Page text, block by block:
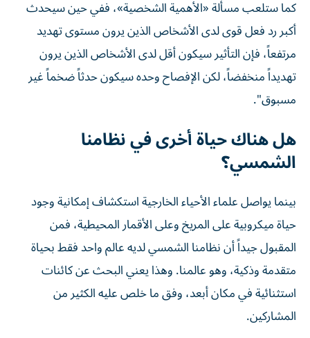
كما ستلعب مسألة «الأهمية الشخصية»، ففي حين سيحدث
أكبر رد فعل قوى لدى الأشخاص الذين يرون مستوى تهديد
مرتفعاً، فإن التأثير سيكون أقل لدى الأشخاص الذين يرون
تهديداً منخفضاً، لكن الإفصاح وحده سيكون حدثاً ضخماً غير
مسبوق".
هل هناك حياة أخرى في نظامنا
الشمسي؟
بينما يواصل علماء الأحياء الخارجية استكشاف إمكانية وجود
حياة ميكروبية على المريخ وعلى الأقمار المحيطية، فمن
المقبول جيداً أن نظامنا الشمسي لديه عالم واحد فقط بحياة
متقدمة وذكية، وهو عالمنا. وهذا يعني البحث عن كائنات
استثنائية في مكان أبعد، وفق ما خلص عليه الكثير من
المشاركين.